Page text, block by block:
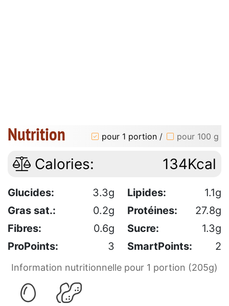
Nutrition pour 1 portion / pour 100 g
Calories: 134Kcal
Glucides: 3.3g Lipides:
1.1g
Gras sat.:
0.2g Protéines:
27.8g
Fibres:
0.6g Sucre:
1.3g
ProPoints:
3 SmartPoints: 2
Information nutritionnelle pour 1 portion (205g)